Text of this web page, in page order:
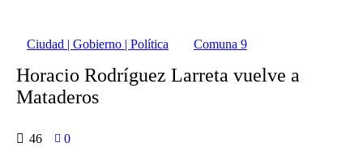
Ciudad | Gobierno | Política Comuna 9
Horacio Rodríguez Larreta vuelve a
Mataderos
46 0